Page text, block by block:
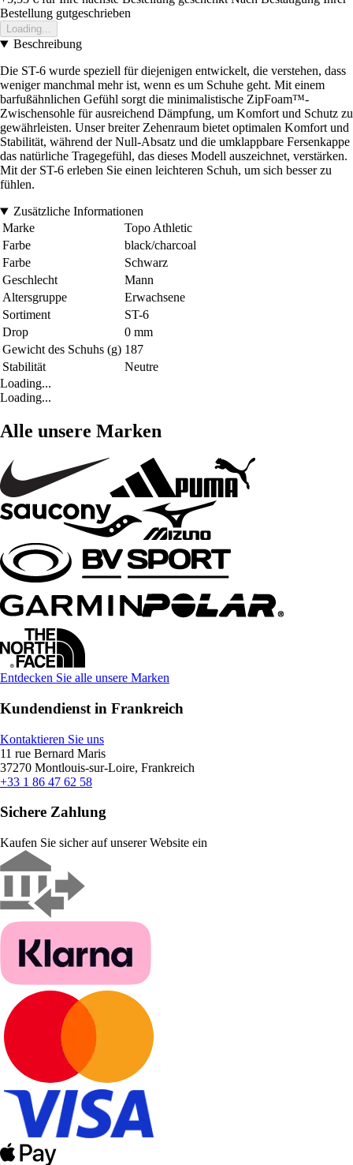
Bestellung gutgeschrieben
Loading...
Beschreibung
Die ST-6 wurde speziell für diejenigen entwickelt, die verstehen, dass
weniger manchmal mehr ist, wenn es um Schuhe geht. Mit einem
barfußähnlichen Gefühl sorgt die minimalistische ZipFoam™-
Zwischensohle für ausreichend Dämpfung, um Komfort und Schutz zu
gewährleisten. Unser breiter Zehenraum bietet optimalen Komfort und
Stabilität, während der Null-Absatz und die umklappbare Fersenkappe
das natürliche Tragegefühl, das dieses Modell auszeichnet, verstärken.
Mit der ST-6 erleben Sie einen leichteren Schuh, um sich besser zu
fühlen.
Zusätzliche Informationen
Marke
Topo Athletic
Farbe
black/charcoal
Farbe
Schwarz
Geschlecht
Mann
Altersgruppe
Erwachsene
Sortiment
ST-6
Drop
0 mm
Gewicht des Schuhs (g) 187
Stabilität
Neutre
Loading...
Loading...
Alle unsere Marken
Entdecken Sie alle unsere Marken
Kundendienst in Frankreich
Kontaktieren Sie uns
11 rue Bernard Maris
37270 Montlouis-sur-Loire, Frankreich
+33 1 86 47 62 58
Sichere Zahlung
Kaufen Sie sicher auf unserer Website ein